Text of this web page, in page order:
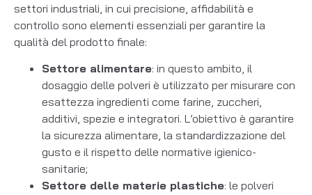
settori industriali, in cui precisione, affidabilità e
controllo sono elementi essenziali per garantire la
qualità del prodotto finale:
Settore alimentare: in questo ambito, il
dosaggio delle polveri è utilizzato per misurare con
esattezza ingredienti come farine, zuccheri,
additivi, spezie e integratori. L’obiettivo è garantire
la sicurezza alimentare, la standardizzazione del
gusto e il rispetto delle normative igienico-
sanitarie;
Settore delle materie plastiche: le polveri